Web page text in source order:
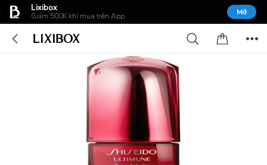
Lixibox
Giảm 500K khi mua trên App Mở